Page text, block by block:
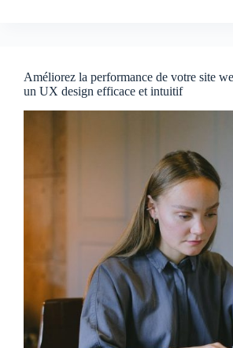
Améliorez la performance de votre site
un UX design efficace et intuitif